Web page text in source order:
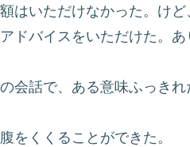
はいただけなかった。け
ドバイスをいただけた。あ
会話で、ある意味ふっきれ
をくくることができた。